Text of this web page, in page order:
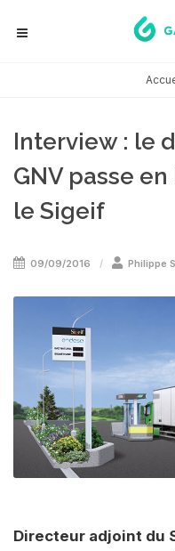
Interview : le
GNV passe
le Sigeif
09/09/2016 Philippe
Directeur adjoint du